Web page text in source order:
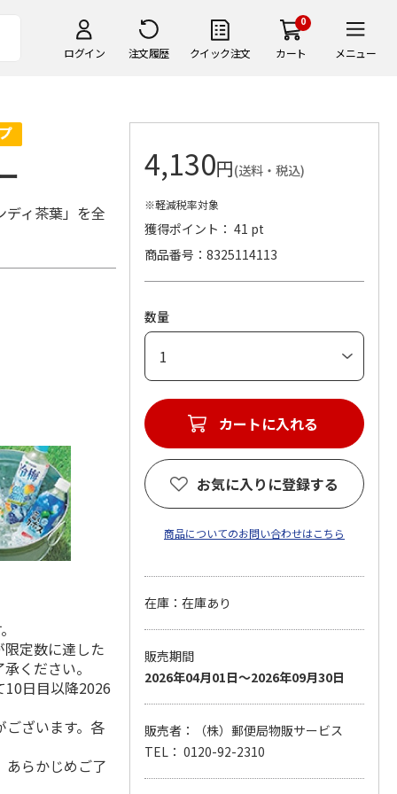
ログイン 注文履歴 クイック注文
0
カート メニュー
ィ茶葉」を全
定数に達した
ください。
日目以降2026
ざいます。各
らかじめご了
4,130円(送料・税込)
※軽減税率対象
獲得ポイント： 41 pt
商品番号
8325114113
数量
カートに入れる
お気に入りに登録する
商品についてのお問い合わせはこちら
在庫：在庫あり
販売期間
2026年04月01日～2026年09月30日
販売者：（株）郵便局物販サービス
TEL： 0120-92-2310